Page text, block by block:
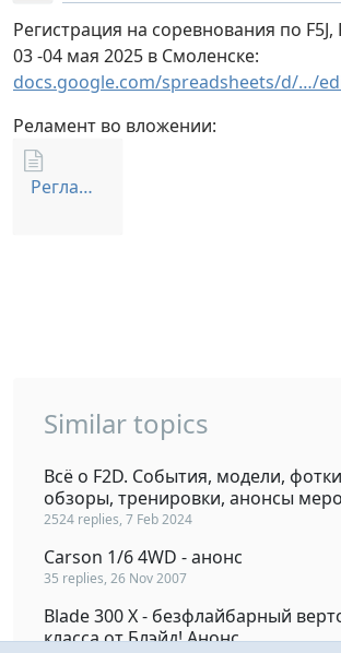
Регистрация на соревнования по F5J,
03 -04 мая 2025 в Смоленске:
docs.google.com/spreadsheets/d/…/
Реламент во вложении:
Регламент Старт SKIFF 2025.zip
Similar topics
Всё о F2D. События, модели,
обзоры, тренировки, анонсы
2524 replies, 7 Feb 2024
Carson 1/6 4WD - анонс
35 replies, 26 Nov 2007
Blade 300 Х - безфлайбарный
класса от Блэйд! Анонс.